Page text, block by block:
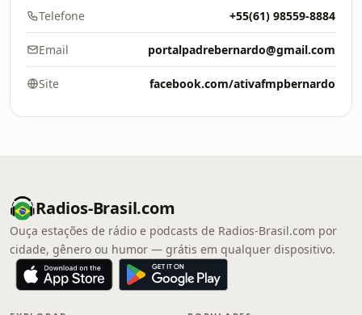
Telefone +55(61) 98559-8884
Email portalpadrebernardo@gmail.com
Site facebook.com/ativafmpbernardo
Radios-Brasil.com
Ouça estações de rádio e podcasts de Radios-Brasil.com por
cidade, gênero ou humor — grátis em qualquer dispositivo.